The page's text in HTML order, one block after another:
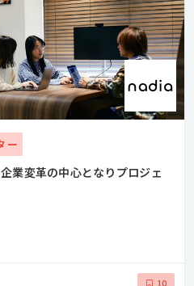
ー
業変革の中心となりプロジェ
10